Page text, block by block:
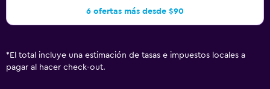
6 ofertas más desde $90
* El total incluye una estimación de tasas e impuestos locales a
pagar al hacer check-out.